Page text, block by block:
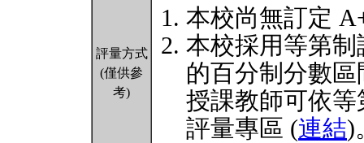
評量方式
(僅供參
考)
本校尚無訂定
本校採用等第
的百分制分數
授課教師可依
評量專區 (連結)